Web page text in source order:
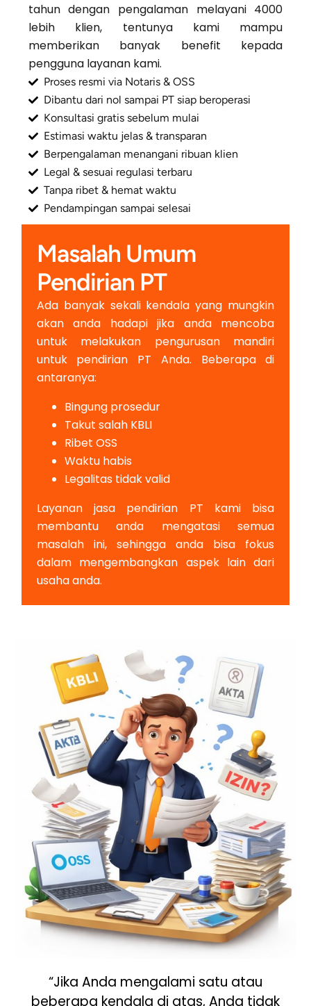
tahun dengan pengalaman melayani 4000
lebih klien, tentunya kami mampu
memberikan banyak benefit kepada
pengguna layanan kami.
Proses resmi via Notaris & OSS
Dibantu dari nol sampai PT siap beroperasi
Konsultasi gratis sebelum mulai
Estimasi waktu jelas & transparan
Berpengalaman menangani ribuan klien
Legal & sesuai regulasi terbaru
Tanpa ribet & hemat waktu
Pendampingan sampai selesai
Masalah Umum
Pendirian PT
Ada banyak sekali kendala yang mungkin
akan anda hadapi jika anda mencoba
untuk melakukan pengurusan mandiri
untuk pendirian PT Anda. Beberapa di
antaranya:
Bingung prosedur
Takut salah KBLI
Ribet OSS
Waktu habis
Legalitas tidak valid
Layanan jasa pendirian PT kami bisa
membantu anda mengatasi semua
masalah ini, sehingga anda bisa fokus
dalam mengembangkan aspek lain dari
usaha anda.
“Jika Anda mengalami satu atau
beberapa kendala di atas, Anda tidak